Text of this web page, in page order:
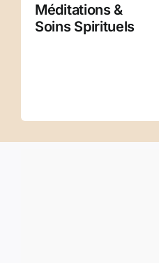
Méditations &
Soins Spirituels